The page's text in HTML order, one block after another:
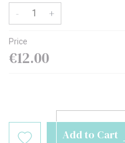
- +
Price
€12.00
Add to Cart